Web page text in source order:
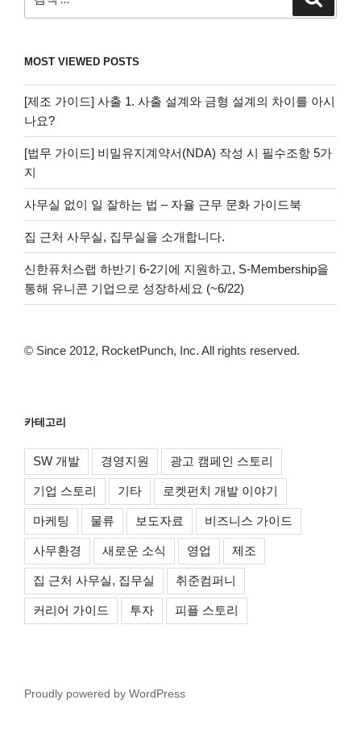
색:
MOST VIEWED POSTS
[제조 가이드] 사출 1. 사출 설계와 금형 설계의 차이를 아시
나요?
[법무 가이드] 비밀유지계약서(NDA) 작성 시 필수조항 5가
지
사무실 없이 일 잘하는 법 – 자율 근무 문화 가이드북
집 근처 사무실, 집무실을 소개합니다.
신한퓨처스랩 하반기 6-2기에 지원하고, S-Membership을
통해 유니콘 기업으로 성장하세요 (~6/22)
© Since 2012, RocketPunch, Inc. All rights reserved.
카테고리
SW 개발 경영지원 광고 캠페인 스토리
기업 스토리 기타 로켓펀치 개발 이야기
마케팅 물류 보도자료 비즈니스 가이드
사무환경 새로운 소식 영업 제조
집 근처 사무실, 집무실 취준컴퍼니
커리어 가이드 투자 피플 스토리
Proudly powered by WordPress